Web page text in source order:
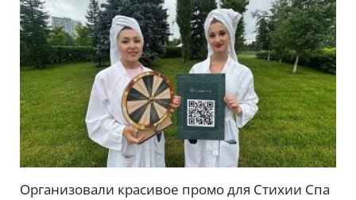
Организовали красивое промо для Стихии Спа